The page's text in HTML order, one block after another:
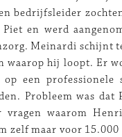
bedrijfsleider
en werd
Meinardi schijnt
waarop hij loopt. Er
op een
Probleem was dat
vragen waarom
zelf maar voor